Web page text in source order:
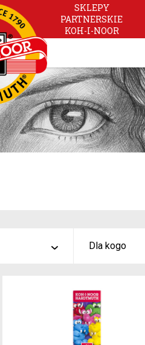
SKLEPY
PARTNERSKIE
KOH-I-NOOR
Dla kogo
Hobby
Junior
Inspiracje